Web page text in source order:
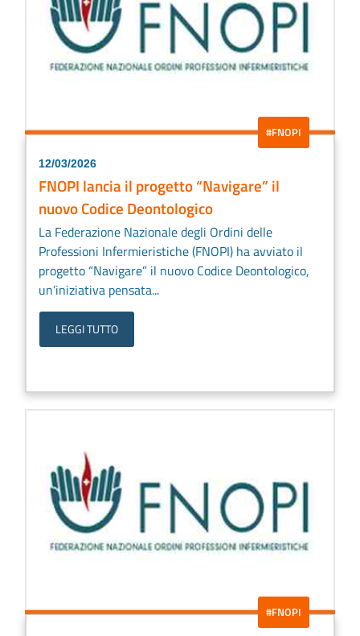
#FNOPI
12/03/2026
FNOPI lancia il progetto “Navigare” il
nuovo Codice Deontologico
La Federazione Nazionale degli Ordini delle
Professioni Infermieristiche (FNOPI) ha avviato il
progetto “Navigare” il nuovo Codice Deontologico,
un’iniziativa pensata...
LEGGI TUTTO
#FNOPI